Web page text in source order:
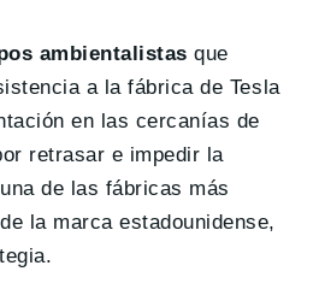
ambientalistas que
a la fábrica de Tesla
en las cercanías de
retrasar e impedir la
de las fábricas más
la marca estadounidense,